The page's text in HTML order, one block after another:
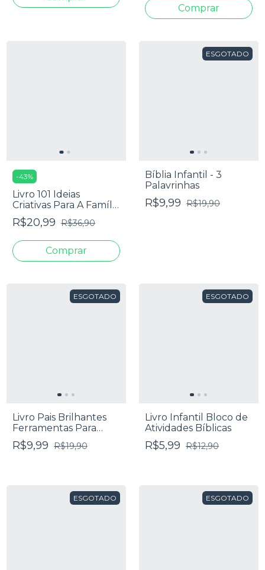
-43%
Livro 101 Ideias
Criativas Para A Família
- David Merkh
R$20,99 R$36,90
ESGOTADO
Bíblia Infantil - 3
Palavrinhas
R$9,99 R$19,90
ESGOTADO
Livro Pais Brilhantes
Ferramentas Para
Gestão Da Emoção -
Augusto Cury
R$9,99 R$19,90
ESGOTADO
Livro Infantil Bloco de
Atividades Bíblicas
R$5,99 R$12,90
ESGOTADO ESGOTADO